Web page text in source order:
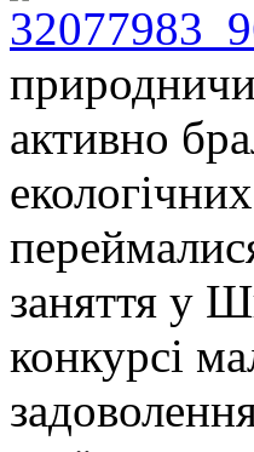
активно
заняття у
конкурсі